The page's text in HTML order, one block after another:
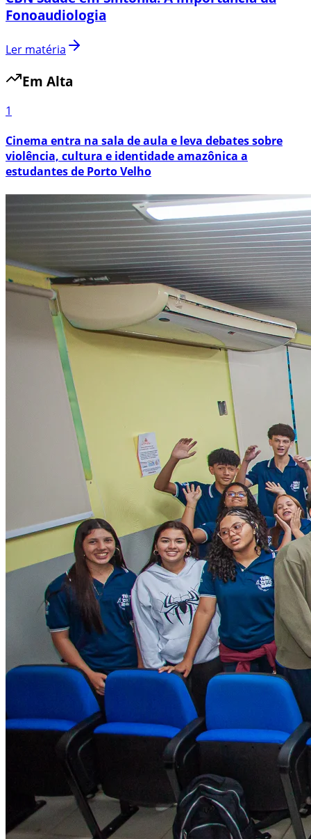
Fonoaudiologia
Ler matéria
Em Alta
1
Cinema entra na sala de aula e leva debates sobre
violência, cultura e identidade amazônica a
estudantes de Porto Velho